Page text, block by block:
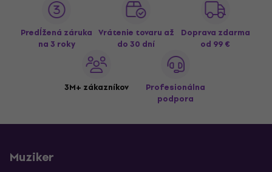
Predĺžená záruka
na 3 roky
Vrátenie tovaru až
do 30 dní
Doprava zdarma
od 99 €
3M+ zákazníkov
Profesionálna
podpora
Muziker